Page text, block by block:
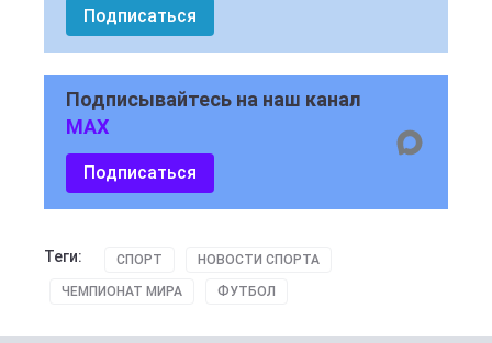
Подписаться
Подписывайтесь на наш канал
MAX
Подписаться
Теги: СПОРТ НОВОСТИ СПОРТА
ЧЕМПИОНАТ МИРА ФУТБОЛ